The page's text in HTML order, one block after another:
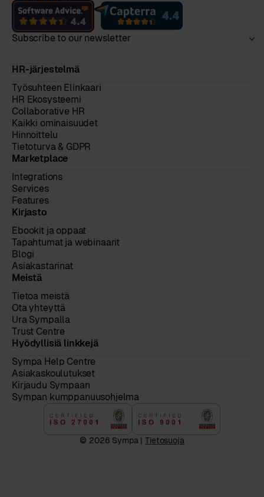
Subscribe to our newsletter
HR-järjestelmä
Työsuhteen Elinkaari
HR Ekosysteemi
Collaborative HR
Kaikki ominaisuudet
Hinnoittelu
Tietoturva & GDPR
Marketplace
Integrations
Services
Features
Kirjasto
Ebookit ja oppaat
Tapahtumat ja webinaarit
Blogi
Asiakastarinat
Meistä
Tietoa meistä
Ota yhteyttä
Ura Sympalla
Trust Centre
Hyödyllisiä linkkejä
Sympa Help Centre
Asiakaskoulutukset
Kirjaudu Sympaan
Sympan kumppanuusohjelma
© 2026 Sympa |Tietosuoja